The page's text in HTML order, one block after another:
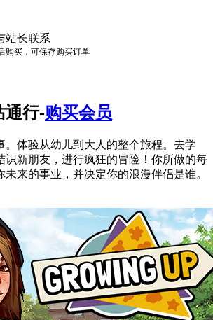
站长联系
购买，可保存购买订单
通行-购买会员
。体验从幼儿到大人的整个旅程。去学
识新朋友，进行疯狂的冒险！你所做的每
来的事业，并决定你的浪漫伴侣是谁。